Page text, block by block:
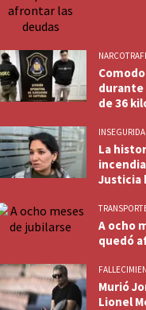
durante
de 36
La
Justicia
A ocho
quedó
Murió
Lionel